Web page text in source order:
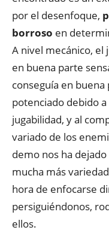
por el desenfoque,
borroso en
A nivel mecánico, el
en buena parte
conseguía en
potenciado debido
jugabilidad, y al
variado de los
demo nos ha
mucha más
hora de enfocarse
persiguiéndonos,
ellos.